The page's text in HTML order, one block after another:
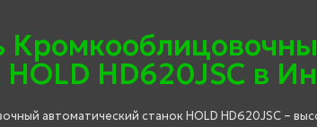
HOLD HD620JSC в
автоматический станок HOLD HD620JSC –